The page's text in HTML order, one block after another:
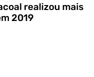
realizou mais
2019